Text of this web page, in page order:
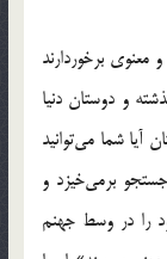
برخوردارند
و دوستان دنيا
آيا شما مي‌توانيد
برمي‌خيزد و
را در وسط جهنم